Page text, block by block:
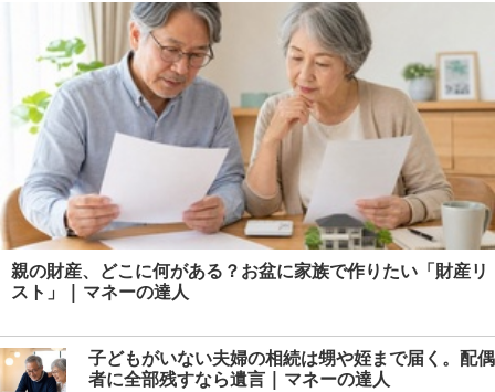
親の財産、どこに何がある？お盆に家族で作りたい「財産リ
スト」 | マネーの達人
子どもがいない夫婦の相続は甥や姪まで届く。配偶
者に全部残すなら遺言 | マネーの達人